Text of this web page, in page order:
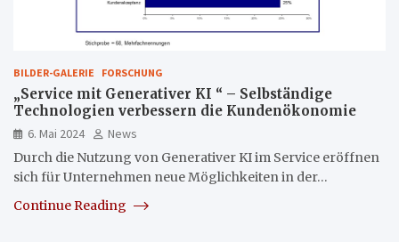
BILDER-GALERIE FORSCHUNG
„Service mit Generativer KI “ – Selbständige
Technologien verbessern die Kundenökonomie
6. Mai 2024
News
Durch die Nutzung von Generativer KI im Service eröffnen
sich für Unternehmen neue Möglichkeiten in der…
Continue Reading